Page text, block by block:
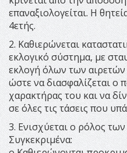
επαναξιολογείται. Η
4ετής.
2. Καθιερώνεται
εκλογικό σύστημα, με
εκλογή όλων των
ώστε να διασφαλίζεται ο
χαρακτήρας του και να
σε όλες τις τάσεις που
3. Ενισχύεται ο ρόλος
Συγκεκριμένα: